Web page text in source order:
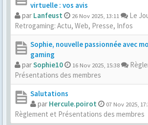
virtuelle : vos avis
par Lanfeust 26 Nov 2025, 13:11
Le
Retrogaming: Actu, Web, Presse, Infos
Sophie, nouvelle passionnée avec
gaming
parSophie10 16 Nov 2025, 15:38
Présentations des membres
Salutations
par Hercule.poirot 07 Nov 2025,
Règlement et Présentations des membres